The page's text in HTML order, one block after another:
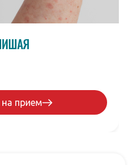
на прием